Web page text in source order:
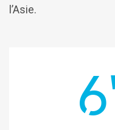
l’Asie.